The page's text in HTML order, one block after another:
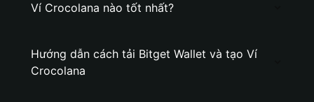
Ví Crocolana nào tốt nhất?
Hướng dẫn cách tải Bitget Wallet và tạo Ví
Crocolana